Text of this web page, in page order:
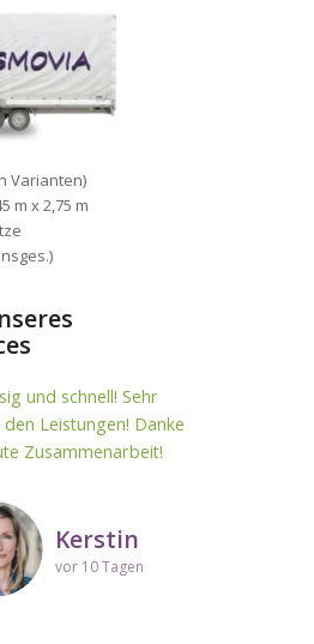
Varianten)
m x 2,75 m
und schnell! Sehr
Leistungen! Danke
Zusammenarbeit!
Kerstin
vor 10 Tagen